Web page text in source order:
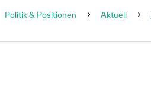
Politik & Positionen Aktuell